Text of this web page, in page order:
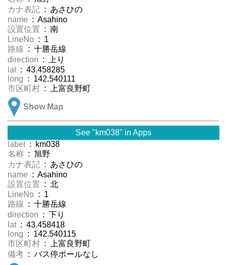
カナ表記 : あさひの
name : Asahino
設置位置 : 南
LineNo : 1
路線 : 十勝岳線
direction : 上り
lat : 43.458285
long : 142.540111
市区町村 : 上富良野町
Show Map
See "km038" in Apps
label
: km038
名称 : 旭野
カナ表記 : あさひの
name : Asahino
設置位置 : 北
LineNo : 1
路線 : 十勝岳線
direction : 下り
lat : 43.458418
long : 142.540115
市区町村 : 上富良野町
備考 : バス停ポールなし